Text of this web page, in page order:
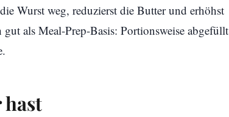
Wurst weg, reduzierst die Butter und erhöhst
als Meal-Prep-Basis: Portionsweise abgefüllt
hast